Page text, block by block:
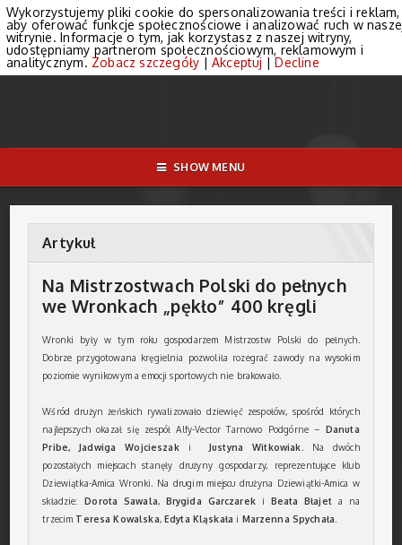
SHOW MENU
Artykuł
Na Mistrzostwach Polski do pełnych
we Wronkach „pękło” 400 kręgli
Wronki były w tym roku gospodarzem Mistrzostw Polski do pełnych.
Dobrze przygotowana kręgielnia pozwoliła rozegrać zawody na wysokim
poziomie wynikowym a emocji sportowych nie brakowało.
Wśród drużyn żeńskich rywalizowało dziewięć zespołów, spośród których
najlepszych okazał się zespół Alfy-Vector Tarnowo Podgórne – Danuta
Pribe, Jadwiga Wojcieszak
i Justyna Witkowiak . Na dwóch
pozostałych miejscach stanęły drużyny gospodarzy, reprezentujące klub
Dziewiątka-Amica Wronki. Na drugim miejscu drużyna Dziewiątki-Amica w
składzie:Dorota Sawala, Brygida Garczareki Beata Błajeta na
trzecim Teresa Kowalska, Edyta Kląskała i Marzenna Spychała
Wykorzystujemy pliki cookie do spersonalizowania treści i reklam,
aby oferować funkcje społecznościowe i analizować ruch w
witrynie. Informacje o tym, jak korzystasz z naszej witryny,
udostępniamy partnerom społecznościowym, reklamowym i
analitycznym. Zobacz szczegóły | Akceptuj |Decline